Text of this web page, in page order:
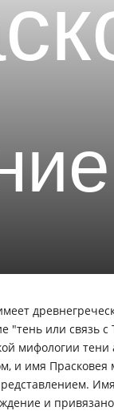
"тень или связь
мифологии тени
и имя Прасковея
и